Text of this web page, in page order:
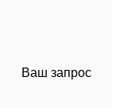
Ваш запрос